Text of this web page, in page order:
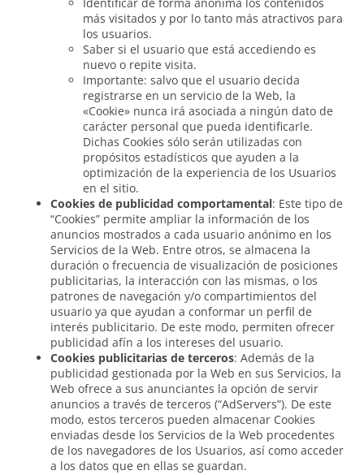
más visitados y por lo tanto más atractivos para
los usuarios.
Saber si el usuario que está accediendo es
nuevo o repite visita.
Importante: salvo que el usuario decida
registrarse en un servicio de la Web, la
«Cookie» nunca irá asociada a ningún dato de
carácter personal que pueda identificarle.
Dichas Cookies sólo serán utilizadas con
propósitos estadísticos que ayuden a la
optimización de la experiencia de los Usuarios
en el sitio.
Cookies de publicidad comportamental: Este tipo de
“Cookies” permite ampliar la información de los
anuncios mostrados a cada usuario anónimo en los
Servicios de la Web. Entre otros, se almacena la
duración o frecuencia de visualización de posiciones
publicitarias, la interacción con las mismas, o los
patrones de navegación y/o compartimientos del
usuario ya que ayudan a conformar un perfil de
interés publicitario. De este modo, permiten ofrecer
publicidad afín a los intereses del usuario.
Cookies publicitarias de terceros: Además de la
publicidad gestionada por la Web en sus Servicios, la
Web ofrece a sus anunciantes la opción de servir
anuncios a través de terceros (“AdServers”). De este
modo, estos terceros pueden almacenar Cookies
enviadas desde los Servicios de la Web procedentes
de los navegadores de los Usuarios, así como acceder
a los datos que en ellas se guardan.